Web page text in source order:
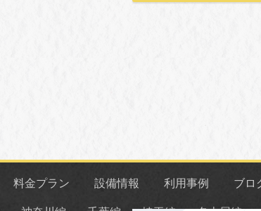
料金プラン 設備情報 利用事例 ブロ